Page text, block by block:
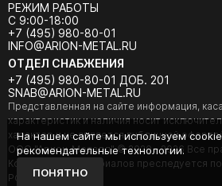
РЕЖИМ РАБОТЫ
С 9:00-18:00
+7 (495) 980-80-01
INFO@ARION-METAL.RU
ОТДЕЛ СНАБЖЕНИЯ
+7 (495) 980-80-01 ДОБ. 201
SNAB@ARION-METAL.RU
Представленная на сайте информация,
характеристик и наличия носит
характер и не является публичной
ООО "Арион-Металл" © 2020 - 2026 Все
Копирование материалов преследуется
РФ).
На нашем сайте мы используем
рекомендательные технологии.
ПОНЯТНО